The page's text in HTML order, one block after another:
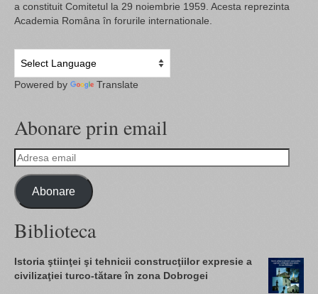
a constituit Comitetul la 29 noiembrie 1959. Acesta reprezinta
Academia Româna în forurile internationale.
Powered by Translate
Abonare prin email
Adresa
email
Abonare
Biblioteca
Istoria ştiinţei şi tehnicii construcţiilor expresie a
civilizaţiei turco-tătare în zona Dobrogei